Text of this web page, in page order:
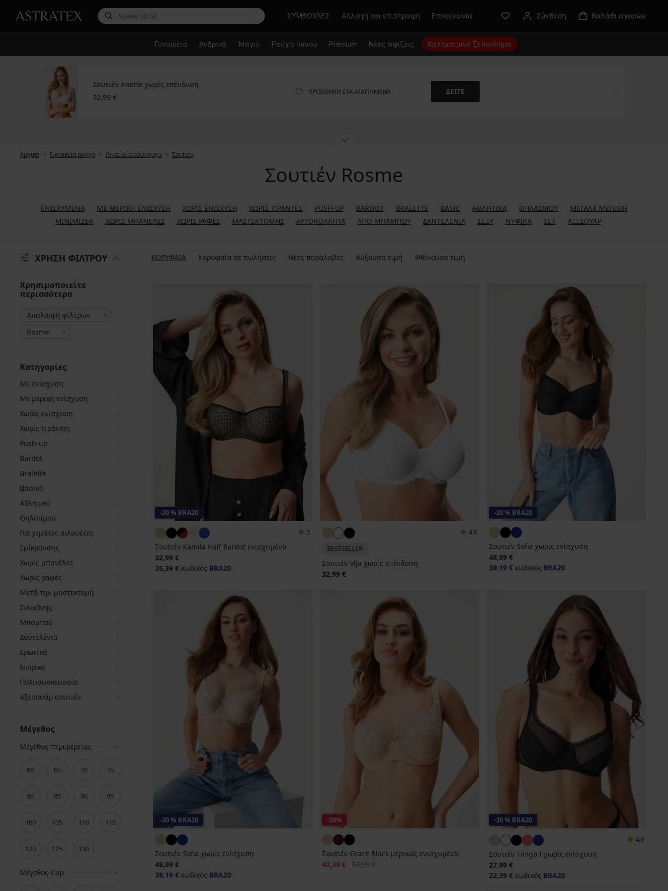
Αναζήτηση
ΣΥΜΒΟΥΛΕΣ Αλλαγή και επιστροφή Επικοινωνία Σύνδεση Καλάθι αγορών
Γυναικεία Ανδρικά Μαγιό Ρούχα ύπνου Premium Νέες αφίξεις Καλοκαιρινό ξεπούλημα
Σουτιέν Anette χωρίς επένδυση
32,99 €
ΠΡΟΣΘΉΚΗ ΣΤΑ ΑΓΑΠΗΜΈΝΑ ΔΕΊΤΕ
Αρχική Γυναικεία ρούχα Γυναικεία εσώρουχα Σουτιέν
Σουτιέν Rosme
ΕΝΙΣΧΥΜΈΝΑ ΜΕ ΜΕΡΙΚΉ ΕΝΊΣΧΥΣΗ ΧΩΡΊΣ ΕΝΊΣΧΥΣΗ ΧΩΡΊΣ ΤΙΡΆΝΤΕΣ PUSH-UP BARDOT BRALETTE BASIC ΑΘΛΗΤΙΚΆ ΘΗΛΑΣΜΟΎ
ΜΕΓΆΛΑ ΜΕΓΈΘΗ
MINIMIZER
ΧΩΡΊΣ ΜΠΑΝΈΛΕΣ ΧΩΡΊΣ ΡΑΦΈΣ ΜΑΣΤΕΚΤΟΜΉΣ ΑΥΤΟΚΌΛΛΗΤΑ ΑΠΌ ΜΠΑΜΠΟΎ ΔΑΝΤΕΛΈΝΙΑ ΣΈΞΥ ΝΥΦΙΚΆ ΣΕΤ ΑΞΕΣΟΥΆΡ
ΧΡΗΣΗ ΦΙΛΤΡΟΥ ΚΟΡΥΦΑΙΑ Κορυφαία σε πωλήσεις Νέες παραλαβές Αύξουσα τιμή Φθίνουσα τιμή
Χρησιμοποιείτε
περισσότερο
Απαλοιφή φίλτρων
Rosme
Κατηγορίες
Με ενίσχυση
Με μερική ενίσχυση
Χωρίς ενίσχυση
Χωρίς τιράντες
Push-up
Bardot
Bralette
Βασικό
Αθλητικό
Θηλασμού
Για γεμάτες σιλουέτες
Σμίκρυνσης
Χωρίς μπανέλες
Χωρίς ραφές
Μετά την μαστεκτομή
Σιλικόνης
Μπαμπού
Δαντελένια
Ερωτικά
Νυφικό
Πολυσυσκευασία
Αξεσουάρ σουτιέν
Μέγεθος
Μέγεθος-περιφέρειας
60 65 70 75
80 85 90 95
100 105 110 115
120 125 130
Μέγεθος-Cup
-20 % BRA20
5
Σουτιέν Kamila Half Bardot ενισχυμένο
32,99 €
26,39 € κωδικός BRA20
4,6
BESTSELLER
Σουτιέν Vija χωρίς επένδυση
32,99 €
-20 % BRA20
Σουτιέν Sofia χωρίς ενίσχυση
48,99 €
39,19 €κωδικός BRA20
-20 % BRA20
Σουτιέν Sofia χωρίς ενίσχυση
48,99 €
39,19 € κωδικός BRA20
-20%
Σουτιέν Grace Black μερικώς ενισχυμένο
Έκπτωση
42,39 € Αρχική τιμή
52,99 €
-20 % BRA20
4,8
Σουτιέν Tango I χωρίς ενίσχυση
27,99 €
22,39 €κωδικός BRA20